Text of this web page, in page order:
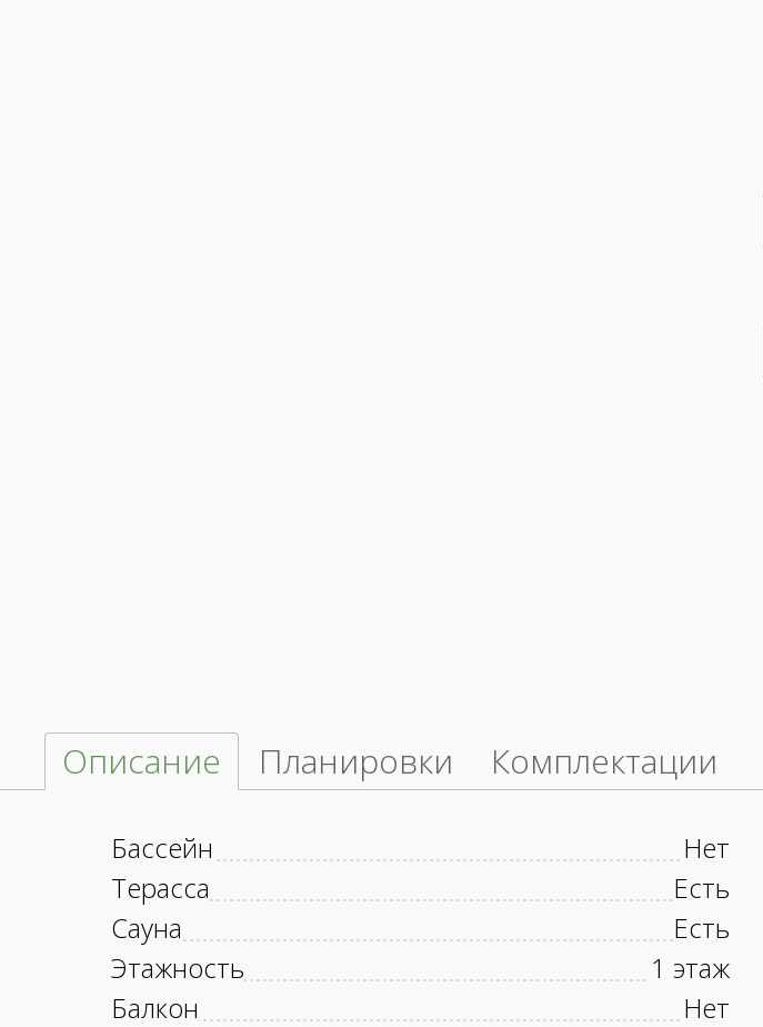
Описание Планировки Комплектации
Бассейн
Нет
Терасса
Есть
Сауна
Есть
Этажность
1 этаж
Балкон
Нет